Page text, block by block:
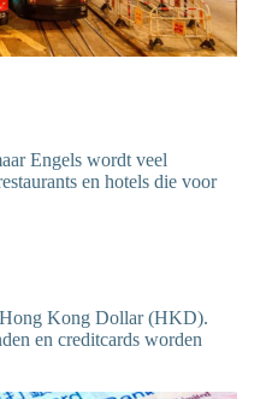
Engels wordt veel
en hotels die voor
Hong Kong Dollar (HKD).
en creditcards worden